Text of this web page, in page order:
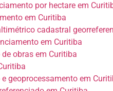
por hectare em
em Curitiba
cadastral
em Curitiba
obras em Curitiba
geoprocessamento em